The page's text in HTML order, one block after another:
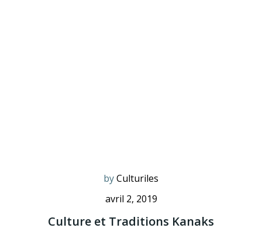
byCulturiles
avril 2, 2019
Culture et Traditions Kanaks